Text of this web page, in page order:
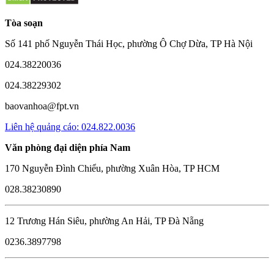
Tòa soạn
Số 141 phố Nguyễn Thái Học, phường Ô Chợ Dừa, TP Hà Nội
024.38220036
024.38229302
baovanhoa@fpt.vn
Liên hệ quảng cáo: 024.822.0036
Văn phòng đại diện phía Nam
170 Nguyễn Đình Chiểu, phường Xuân Hòa, TP HCM
028.38230890
12 Trương Hán Siêu, phường An Hải, TP Đà Nẵng
0236.3897798